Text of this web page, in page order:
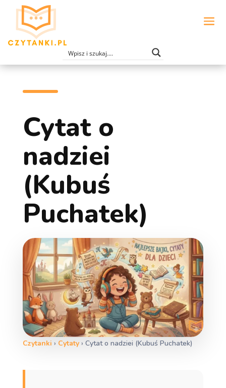
Cytat o
nadziei
(Kubuś
Puchatek)
Czytanki › Cytaty› Cytat o nadziei (Kubuś Puchatek)